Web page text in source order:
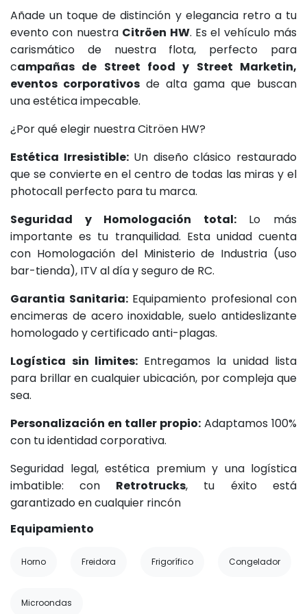
Añade un toque de distinción y elegancia retro a tu
evento con nuestra Citröen HW. Es el vehículo más
carismático de nuestra flota, perfecto para
campañas de Street food y Street Marketin,
eventos corporativos de alta gama que buscan
una estética impecable.
¿Por qué elegir nuestra Citröen HW?
Estética Irresistible:Un diseño clásico restaurado
que se convierte en el centro de todas las miras y el
photocall perfecto para tu marca.
Seguridad y Homologación total:Lo más
importante es tu tranquilidad. Esta unidad cuenta
con Homologación del Ministerio de Industria (uso
bar-tienda), ITV al día y seguro de RC.
Garantia Sanitaria:Equipamiento profesional con
encimeras de acero inoxidable, suelo antideslizante
homologado y certificado anti-plagas.
Logística sin limites: Entregamos la unidad lista
para brillar en cualquier ubicación, por compleja que
sea.
Personalización en taller propio: Adaptamos 100%
con tu identidad corporativa.
Seguridad legal, estética premium y una logística
imbatible: con Retrotrucks, tu éxito está
garantizado en cualquier rincón
Equipamiento
Horno Freidora Frigorífico Congelador
Microondas